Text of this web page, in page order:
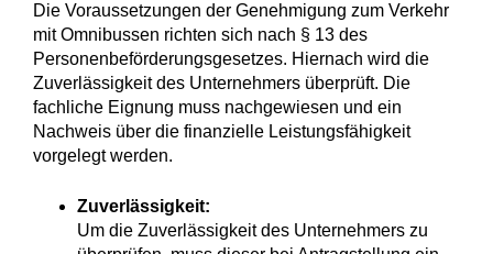
Die Voraussetzungen der Genehmigung zum Verkehr
mit Omnibussen richten sich nach § 13 des
Personenbeförderungsgesetzes. Hiernach wird die
Zuverlässigkeit des Unternehmers überprüft. Die
fachliche Eignung muss nachgewiesen und ein
Nachweis über die finanzielle Leistungsfähigkeit
vorgelegt werden.
Zuverlässigkeit:
Um die Zuverlässigkeit des Unternehmers zu